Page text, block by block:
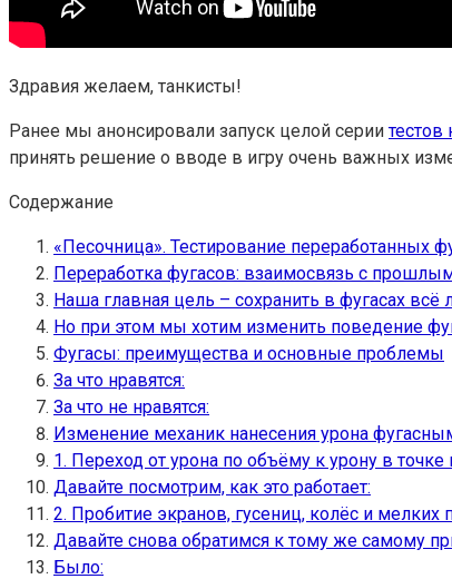
Здравия желаем, танкисты!
Ранее мы анонсировали запуск целой сериитестов
принять решение о вводе в игру очень важных
Содержание
«Песочница». Тестирование переработанных
Переработка фугасов: взаимосвязь с
Наша главная цель – сохранить в фугасах всё
Но при этом мы хотим изменить поведение
Фугасы: преимущества и основные проблемы
За что нравятся:
За что не нравятся:
Изменение механик нанесения урона
1. Переход от урона по объёму к урону в точке
Давайте посмотрим, как это работает:
2. Пробитие экранов, гусениц, колёс и мелких
Давайте снова обратимся к тому же самому
Было: